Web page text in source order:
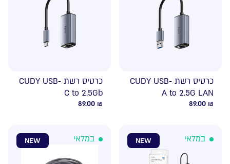
כרטיס רשת CUDY USB-
A to 2.5G LAN
89.00 ₪
כרטיס רשת CUDY USB-
C to 2.5Gb
89.00 ₪
NEW במלאי NEW במלאי